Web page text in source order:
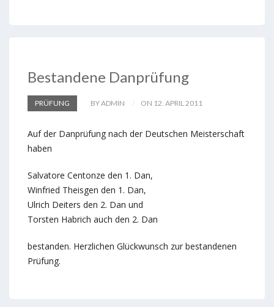
Bestandene Danprüfung
PRÜFUNG BY ADMIN ON 12. APRIL 2011
Auf der Danprüfung nach der Deutschen Meisterschaft
haben
Salvatore Centonze den 1. Dan,
Winfried Theisgen den 1. Dan,
Ulrich Deiters den 2. Dan und
Torsten Habrich auch den 2. Dan
bestanden. Herzlichen Glückwunsch zur bestandenen
Prüfung.